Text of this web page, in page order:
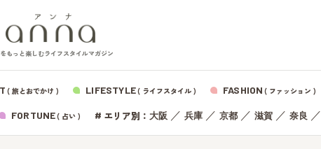
もっと楽しむライフスタイルマガジン
( 旅とおでかけ ) LIFESTYLE( ライフスタイル ) FASHION ( ファッション )
FORTUNE( 占い ) # エリア別： 大阪 ／ 兵庫／ 京都／ 滋賀／ 奈良 ／